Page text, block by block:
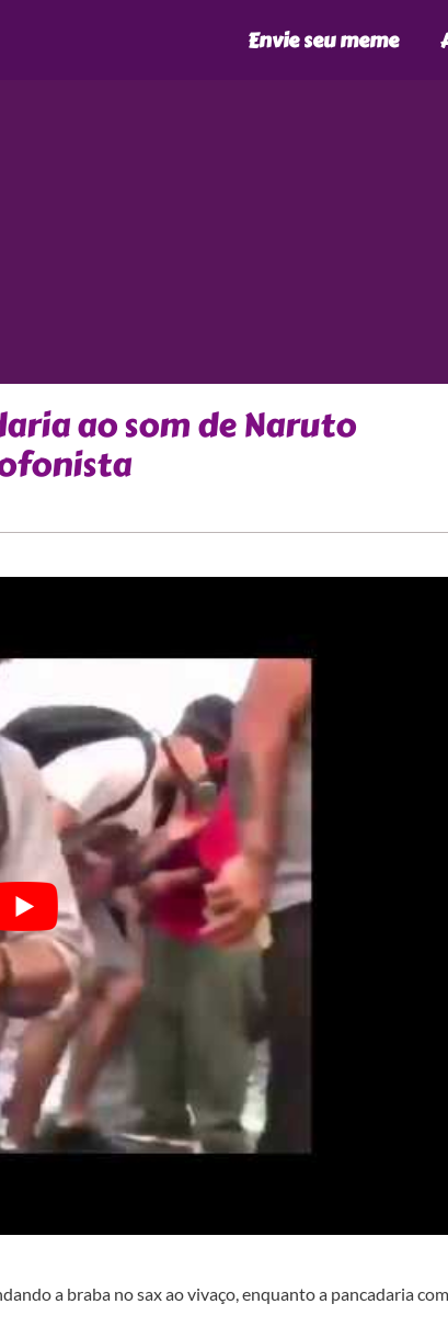
Envie seu meme
ao som de Naruto
a braba no sax ao vivaço, enquanto a pancadaria